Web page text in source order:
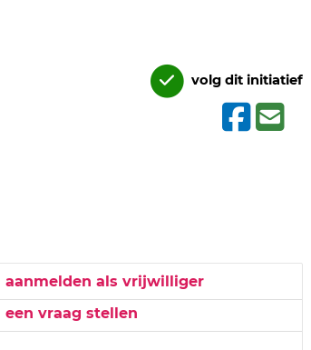
volg dit initiatief
aanmelden als vrijwilliger
een vraag stellen